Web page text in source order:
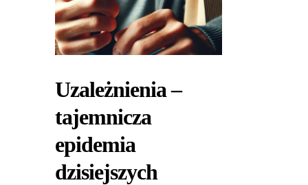
Uzależnienia –
tajemnicza
epidemia
dzisiejszych